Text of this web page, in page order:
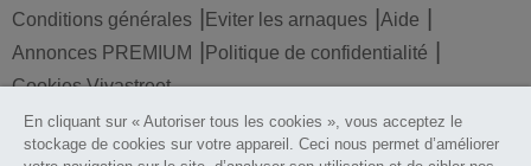
Conditions générales Eviter les arnaques
Aide
Annonces PREMIUM
Politique de confidentialité
Cookies Vivastreet
Liens utiles
En cliquant sur « Autoriser tous les cookies », vous acceptez le
stockage de cookies sur votre appareil. Ceci nous permet d’améliorer